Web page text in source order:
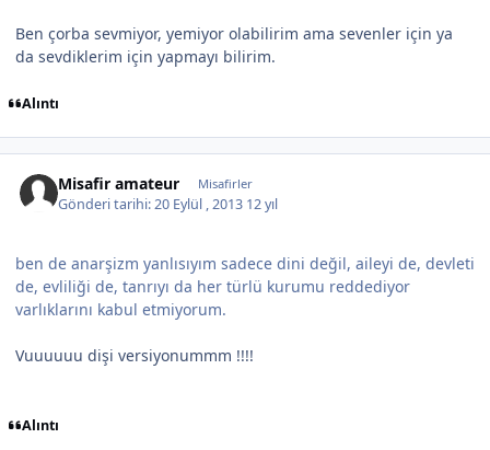
Ben çorba sevmiyor, yemiyor olabilirim ama sevenler için ya
da sevdiklerim için yapmayı bilirim.
Alıntı
Misafir amateur Misafirler
Gönderi tarihi:20 Eylül , 2013 12 yıl
ben de anarşizm yanlısıyım sadece dini değil, aileyi de, devleti
de, evliliği de, tanrıyı da her türlü kurumu reddediyor
varlıklarını kabul etmiyorum.
Vuuuuuu dişi versiyonummm !!!!
Alıntı